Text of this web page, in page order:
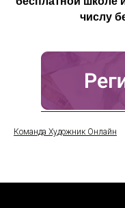
числу
Команда Художник Онлайн